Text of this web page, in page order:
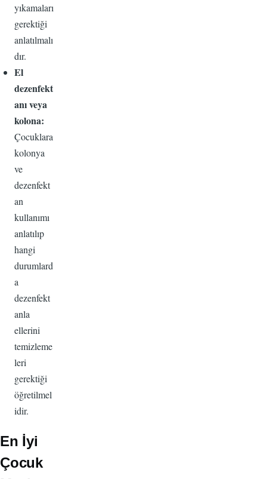
yıkamaları
gerektiği
anlatılmalı
dır.
El
dezenfekt
anı veya
kolona:
Çocuklara
kolonya
ve
dezenfekt
an
kullanımı
anlatılıp
hangi
durumlard
a
dezenfekt
anla
ellerini
temizleme
leri
gerektiği
öğretilmel
idir.
En İyi
Çocuk